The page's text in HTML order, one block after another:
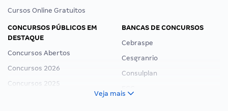
Cursos Online Gratuitos
CONCURSOS PÚBLICOS EM
DESTAQUE
Concursos Abertos
Concursos 2026
Concursos 2025
BANCAS DE CONCURSOS
Cebraspe
Cesgranrio
Consulplan
Veja mais